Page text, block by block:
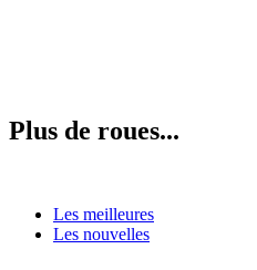
Plus de roues...
Les meilleures
Les nouvelles